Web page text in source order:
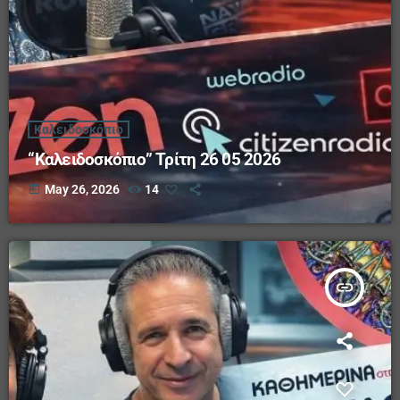
Καλειδοσκόπιο
“Καλειδοσκόπιο” Τρίτη 26 05 2026
today May 26, 2026 14
insert_link